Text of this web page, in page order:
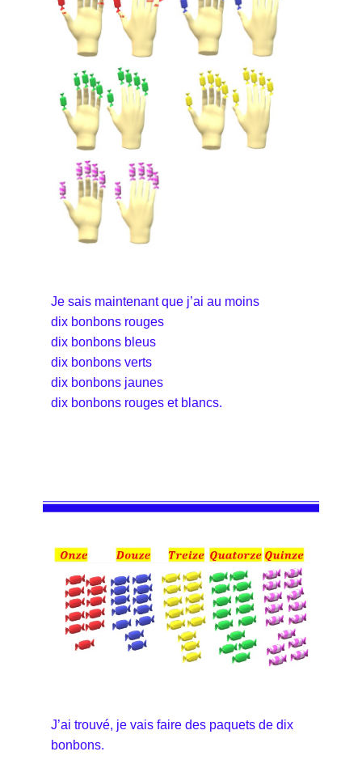
Je sais maintenant que j’ai au moins
dix bonbons rouges
dix bonbons bleus
dix bonbons verts
dix bonbons jaunes
dix bonbons rouges et blancs.
J’ai trouvé, je vais faire des paquets de dix
bonbons.